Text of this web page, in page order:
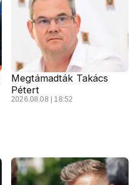
Megtámadták Takács
Pétert
2026.08.08 | 18:52